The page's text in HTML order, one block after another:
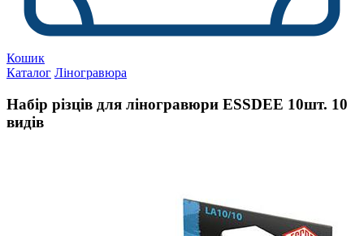
Кошик
Каталог Ліногравюра
Набір різців для ліногравюри ESSDEE 10шт. 10
видів